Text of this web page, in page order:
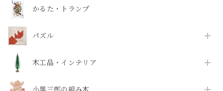
かるた・トランプ
パズル
木工品・インテリア